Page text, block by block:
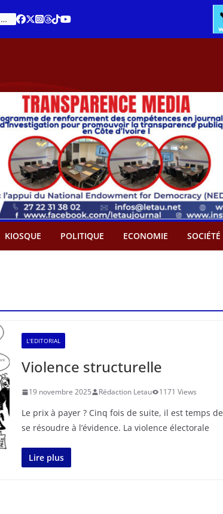
An 66 de la Côte d’Ivoire : Célébration de l’indépendance ou cérémonie d’hommage à Ouattara ?
KIOSQUE POLITIQUE ECONOMIE SOCIÉTÉ
L'EDITORIAL
Violence structurelle
19 novembre 2025 Rédaction Letau 1171 Views
Le prix à payer ? Cinq fois de suite, il est temps de
se résoudre à l’évidence. La violence électorale
Lire plus